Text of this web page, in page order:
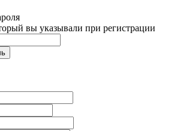
вы указывали при регистрации